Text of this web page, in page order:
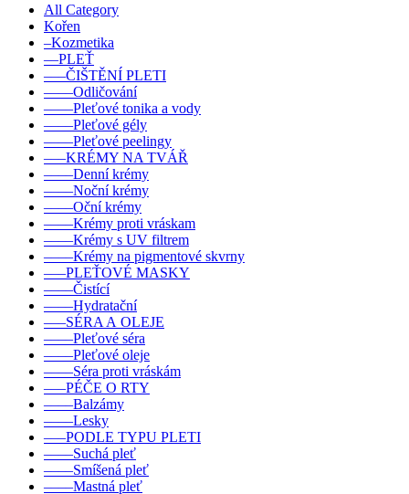
All Category
Kořen
–Kozmetika
––PLEŤ
–––ČIŠTĚNÍ PLETI
––––Odličování
––––Pleťové tonika a vody
––––Pleťové gély
––––Pleťové peelingy
–––KRÉMY NA TVÁŘ
––––Denní krémy
––––Noční krémy
––––Oční krémy
––––Krémy proti vráskam
––––Krémy s UV filtrem
––––Krémy na pigmentové skvrny
–––PLEŤOVÉ MASKY
––––Čistící
––––Hydratační
–––SÉRA A OLEJE
––––Pleťové séra
––––Pleťové oleje
––––Séra proti vráskám
–––PÉČE O RTY
––––Balzámy
––––Lesky
–––PODLE TYPU PLETI
––––Suchá pleť
––––Smíšená pleť
––––Mastná pleť